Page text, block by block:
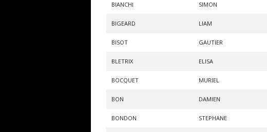
BIANCHI SIMON
BIGEARD LIAM
BISOT GAUTIER
BLETRIX ELISA
BOCQUET MURIEL
BON DAMIEN
BONDON STEPHANE